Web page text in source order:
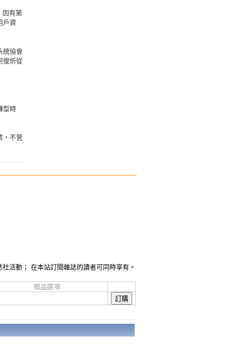
因有第
戶資
統協會
俊炘從
型時
，不管
社活動； 在本站訂閱雜誌的讀者可同時享有。
贈品選項